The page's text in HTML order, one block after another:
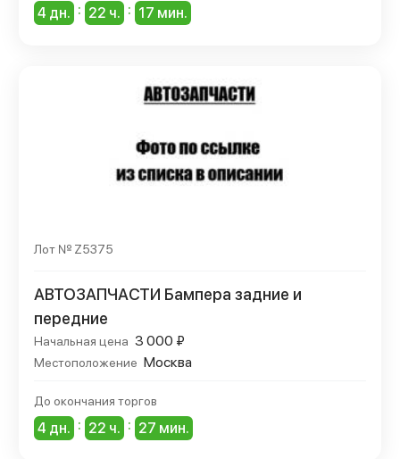
4 дн. : 22 ч. : 17 мин.
Лот № Z5375
АВТОЗАПЧАСТИ Бампера задние и
передние
Начальная цена 3 000 ₽
Местоположение Москва
До окончания торгов
4 дн. : 22 ч. : 27 мин.